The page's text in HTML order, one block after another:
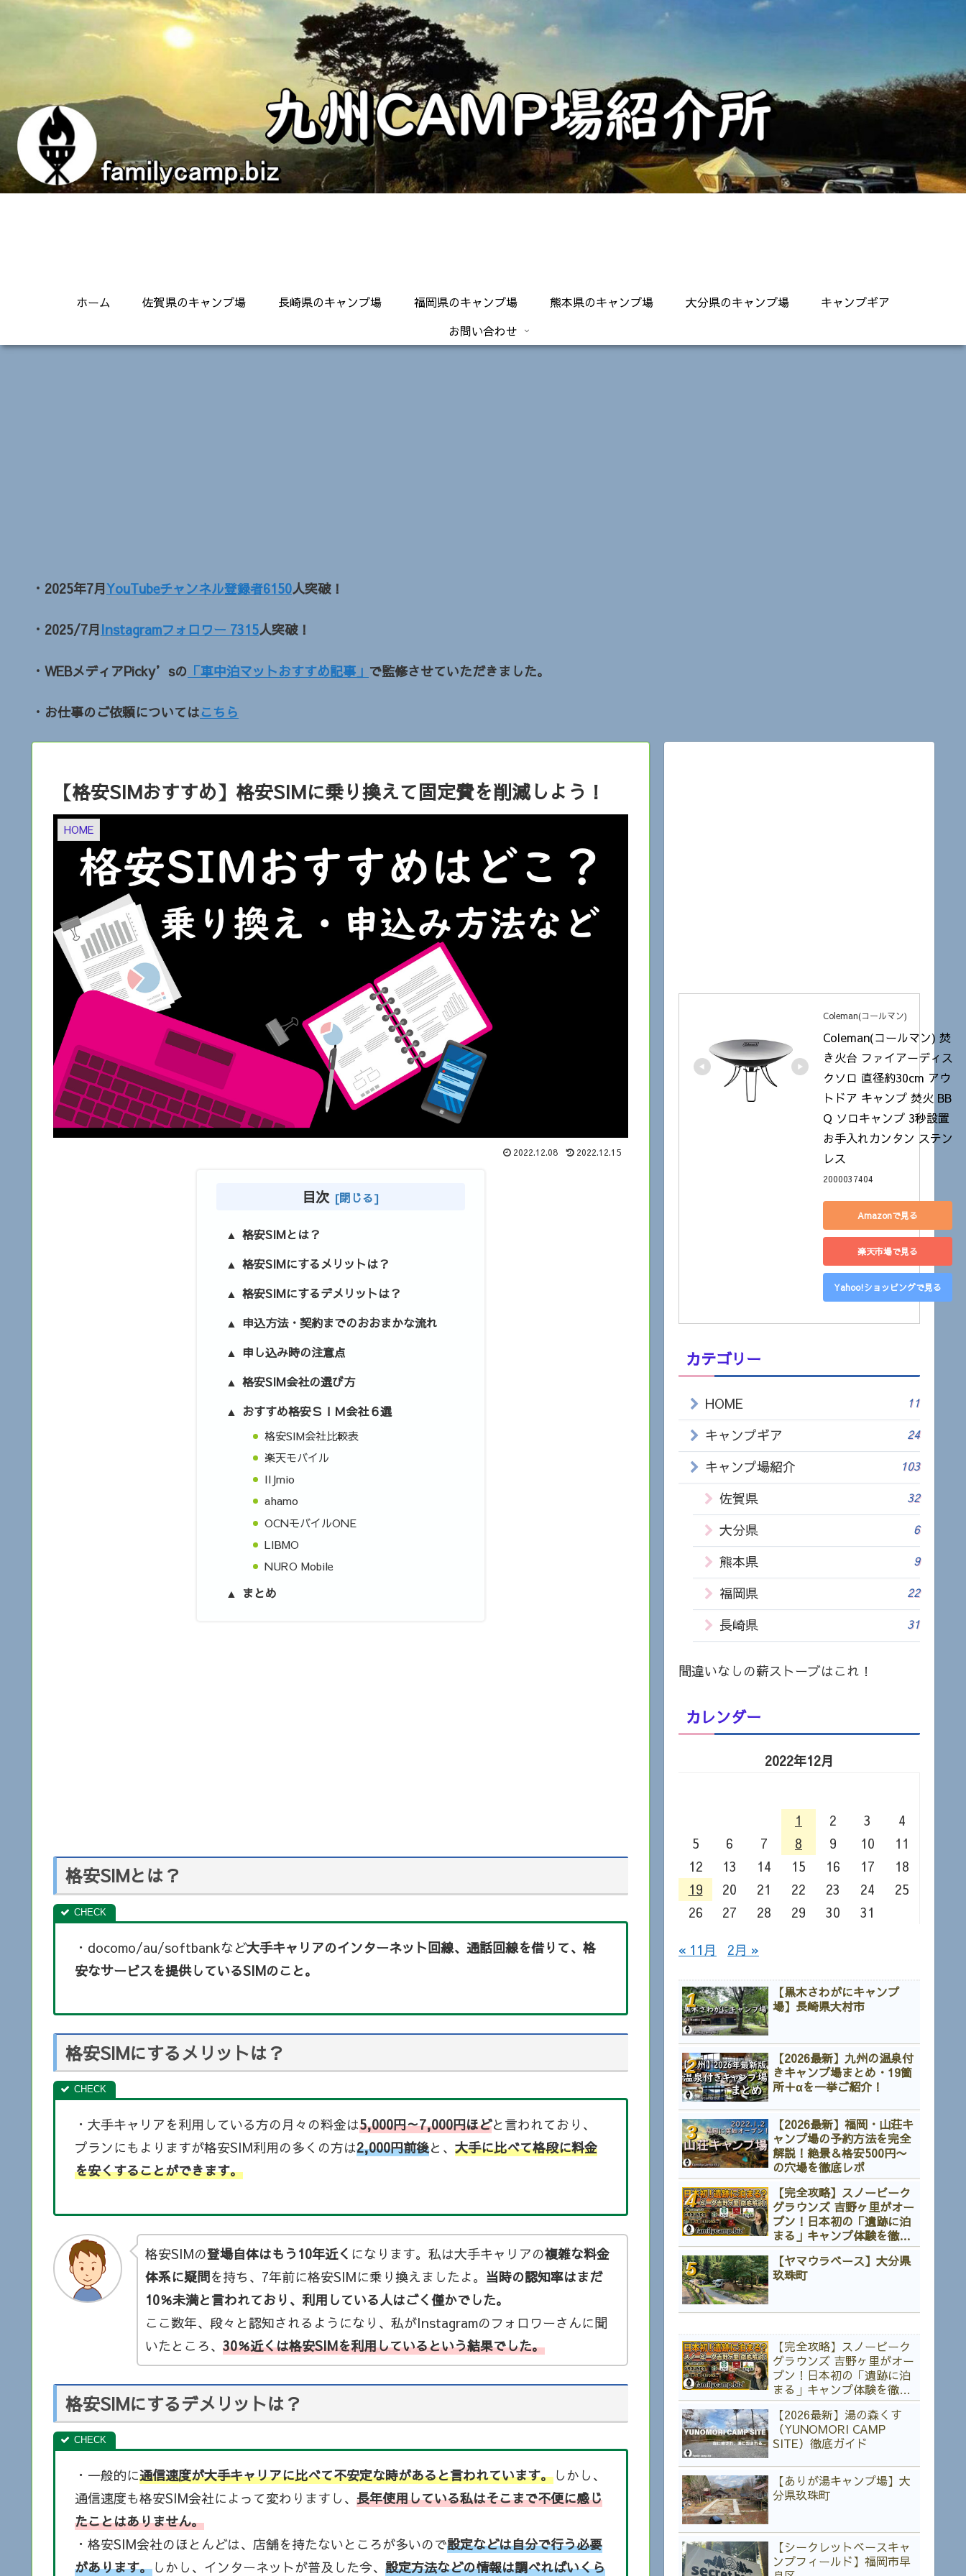
ホーム 佐賀県のキャンプ場 長崎県のキャンプ場 福岡県のキャンプ場 熊本県のキャンプ場 大分県のキャンプ場
キャンプギア
お問い合わせ
・2025年7月YouTubeチャンネル登録者6150人突破！
・2025/7月 Instagramフォロワー 7315人突破！
・WEBメディアPicky’sの 「車中泊マットおすすめ記事」 で監修させていただきました。
・お仕事のご依頼についてはこちら
【格安SIMおすすめ】格安SIMに乗り換えて固定費を削減しよう！
HOME
2022.12.08 2022.12.15
目次
格安SIMとは？
格安SIMにするメリットは？
格安SIMにするデメリットは？
申込方法・契約までのおおまかな流れ
申し込み時の注意点
格安SIM会社の選び方
おすすめ格安ＳＩＭ会社６選
格安SIM会社比較表
楽天モバイル
IIJmio
ahamo
OCNモバイルONE
LIBMO
NURO Mobile
まとめ
格安SIMとは？
・docomo/au/softbankなど大手キャリアのインターネット回線、通話回線を借りて、格
安なサービスを提供しているSIMのこと。
格安SIMにするメリットは？
・大手キャリアを利用している方の月々の料金は5,000円～7,000円ほどと言われており、
プランにもよりますが格安SIM利用の多くの方は2,000円前後と、 大手に比べて格段に料金
を安くすることができます。
格安SIMの登場自体はもう10年近く になります。私は大手キャリアの複雑な料金
体系に疑問を持ち、7年前に格安SIMに乗り換えましたよ。 当時の認知率はまだ
10％未満と言われており、利用している人はごく僅かでした。
ここ数年、段々と認知されるようになり、私がInstagramのフォロワーさんに聞
いたところ、 30％近くは格安SIMを利用しているという結果でした。
格安SIMにするデメリットは？
・一般的に通信速度が大手キャリアに比べて不安定な時があると言われています。しかし、
通信速度も格安SIM会社によって変わりますし、 長年使用している私はそこまで不便に感じ
たことはありません。
・格安SIM会社のほとんどは、店舗を持たないところが多いので設定などは自分で行う必要
があります。しかし、インターネットが普及した今、 設定方法などの情報は調べればいくら
Coleman(コールマン)
Coleman(コールマン) 焚
き火台 ファイアーディス
クソロ 直径約30cm アウ
トドア キャンプ 焚火 BB
Q ソロキャンプ 3秒設置
お手入れカンタン ステン
レス
2000037404
Amazonで見る
楽天市場で見る
Yahoo!ショッピングで見る
カテゴリー
HOME 11
キャンプギア 24
キャンプ場紹介 103
佐賀県 32
大分県 6
熊本県 9
福岡県 22
長崎県 31
間違いなしの薪ストーブはこれ！
カレンダー
2022年12月
1
2 3
4
5
6 7 8 9 10
11
12
13 14 15 16 17
18
19
20 21 22 23 24
25
26
27 28 29 30 31
« 11月 2月 »
【黒木さわがにキャンプ
場】長崎県大村市
【2026最新】九州の温泉付
きキャンプ場まとめ・19箇
所＋αを一挙ご紹介！
【2026最新】福岡・山荘キ
ャンプ場の予約方法を完全
解説！絶景＆格安500円〜
の穴場を徹底レポ
【完全攻略】スノーピーク
グラウンズ 吉野ヶ里がオー
プン！日本初の「遺跡に泊
まる」キャンプ体験を徹底
解説
【ヤマウラベース】大分県
玖珠町
【完全攻略】スノーピーク
グラウンズ 吉野ヶ里がオー
プン！日本初の「遺跡に泊
まる」キャンプ体験を徹底
解説
【2026最新】湯の森くす
（YUNOMORI CAMP
SITE）徹底ガイド
【ありが湯キャンプ場】大
分県玖珠町
【シークレットベースキャ
ンプフィールド】福岡市早